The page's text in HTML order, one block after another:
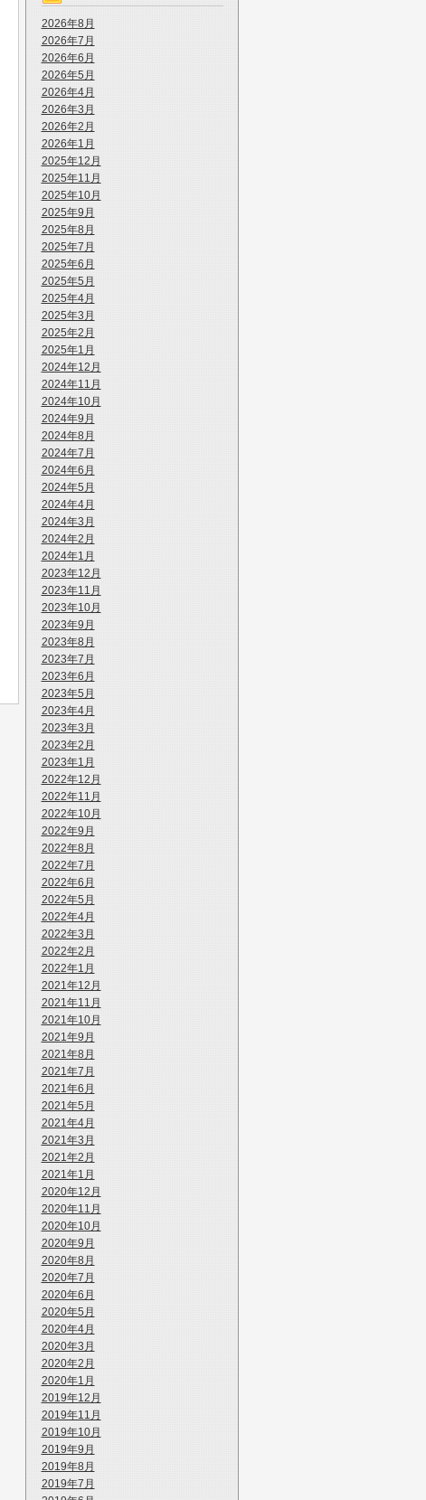
2026年8月
2026年7月
2026年6月
2026年5月
2026年4月
2026年3月
2026年2月
2026年1月
2025年12月
2025年11月
2025年10月
2025年9月
2025年8月
2025年7月
2025年6月
2025年5月
2025年4月
2025年3月
2025年2月
2025年1月
2024年12月
2024年11月
2024年10月
2024年9月
2024年8月
2024年7月
2024年6月
2024年5月
2024年4月
2024年3月
2024年2月
2024年1月
2023年12月
2023年11月
2023年10月
2023年9月
2023年8月
2023年7月
2023年6月
2023年5月
2023年4月
2023年3月
2023年2月
2023年1月
2022年12月
2022年11月
2022年10月
2022年9月
2022年8月
2022年7月
2022年6月
2022年5月
2022年4月
2022年3月
2022年2月
2022年1月
2021年12月
2021年11月
2021年10月
2021年9月
2021年8月
2021年7月
2021年6月
2021年5月
2021年4月
2021年3月
2021年2月
2021年1月
2020年12月
2020年11月
2020年10月
2020年9月
2020年8月
2020年7月
2020年6月
2020年5月
2020年4月
2020年3月
2020年2月
2020年1月
2019年12月
2019年11月
2019年10月
2019年9月
2019年8月
2019年7月